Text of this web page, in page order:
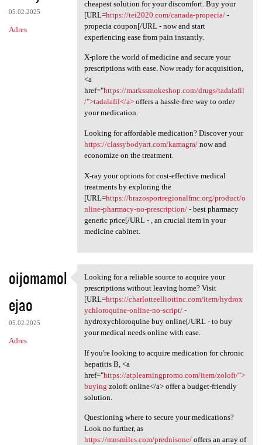
05.02.2025
Adres
cheapest solution for your discomfort. Buy your
[URL=https://tei2020.com/canada-propecia/-
propecia coupon[/URL - now and start
experiencing ease from pain instantly.
X-plore the world of medicine and secure your
prescriptions with ease. Now ready for acquisition,
<a
href="https://markssmokeshop.com/drugs/tadalafil
/">tadalafil</a>offers a hassle-free way to order
your medication.
Looking for affordable medication? Discover your
https://classybodyart.com/kamagra/now and
economize on the treatment.
X-ray your options for cost-effective medical
treatments by exploring the
[URL=https://brazosportregionalfmc.org/product/o
nline-pharmacy-no-prescription/- best pharmacy
generic price[/URL - , an crucial item in your
medicine cabinet.
oijomamol
ejao
05.02.2025
Adres
Looking for a reliable source
Looking for a reliable source to acquire your
prescriptions without leaving home? Visit
[URL=https://charlotteelliottinc.com/item/hydrox
ychloroquine-online-no-script/-
hydroxychloroquine buy online[/URL - to buy
your medical needs online with ease.
If you're looking to acquire medication for chronic
hepatitis B, <a
href="https://atplearningpromo.com/item/zoloft/">
buying zoloft online</a> offer a budget-friendly
solution.
Questioning where to secure your medications?
Look no further, as
https://mnsmiles.com/prednisone/offers an array of